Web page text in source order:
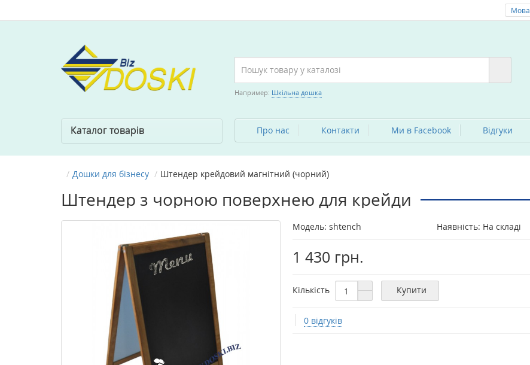
Мова
Например: Шкільна дошка
Про нас Контакти Ми в Facebook Вiдгуки
Каталог товарів
Дошки для бізнесу Штендер крейдовий магнітний (чорний)
Штендер з чорною поверхнею для крейди
Модель: shtench Наявність: На складі
1 430 грн.
Кількість Купити
0 відгуків